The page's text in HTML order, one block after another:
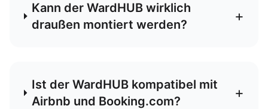
Kann der WardHUB wirklich
draußen montiert werden?
+
Ist der WardHUB kompatibel mit
Airbnb und Booking.com?
+